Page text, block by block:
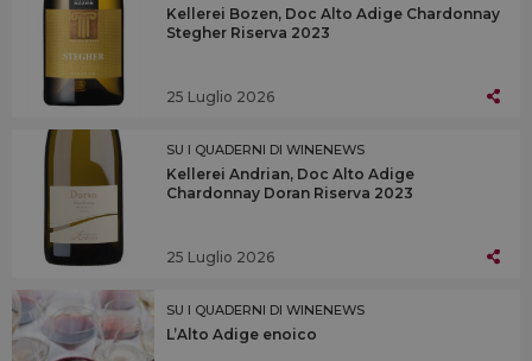
Kellerei Bozen, Doc Alto Adige Chardonnay
Stegher Riserva 2023
25 Luglio 2026
SU I QUADERNI DI WINENEWS
Kellerei Andrian, Doc Alto Adige
Chardonnay Doran Riserva 2023
25 Luglio 2026
SU I QUADERNI DI WINENEWS
L’Alto Adige enoico